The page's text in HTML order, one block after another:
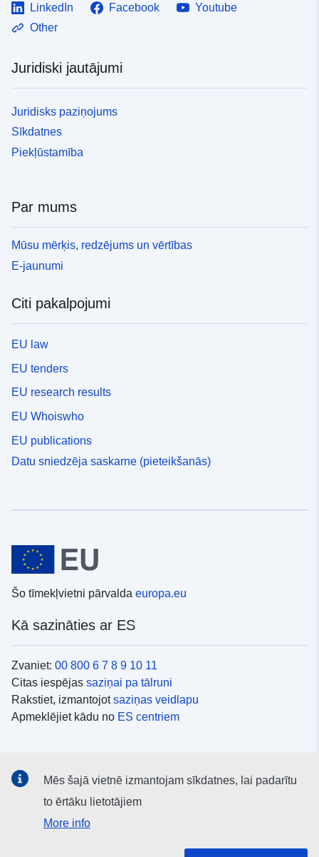
LinkedIn Facebook
Youtube
Other
Juridiski jautājumi
Juridisks paziņojums
Sīkdatnes
Piekļūstamība
Par mums
Mūsu mērķis, redzējums un vērtības
E-jaunumi
Citi pakalpojumi
EU law
EU tenders
EU research results
EU Whoiswho
EU publications
Datu sniedzēja saskarne (pieteikšanās)
Šo tīmekļvietni pārvalda europa.eu
Kā sazināties ar ES
Zvaniet: 00 800 6 7 8 9 10 11
Citas iespējas saziņai pa tālruni
Rakstiet, izmantojotsaziņas veidlapu
Apmeklējiet kādu no ES centriem
ES kontisociālajos medijos
Mēs šajā vietnē izmantojam sīkdatnes, lai padarītu
to ērtāku lietotājiem
More info